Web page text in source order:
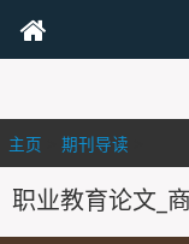
主页 期刊导读
职业教育论文_